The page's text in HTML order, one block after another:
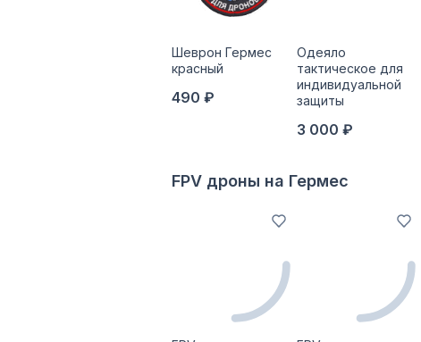
Шеврон Гермес
красный
490 ₽
Одеяло
тактическое для
индивидуальной
защиты
3 000 ₽
FPV дроны на Гермес